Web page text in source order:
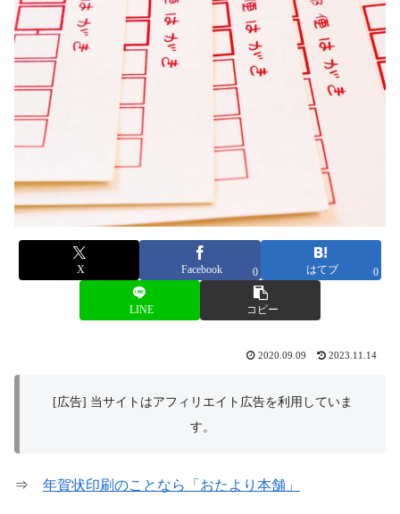
X Facebook 0 はてブ 0
LINE コピー
2020.09.09 2023.11.14
[広告] 当サイトはアフィリエイト広告を利用していま
す。
⇒ 年賀状印刷のことなら「おたより本舗」